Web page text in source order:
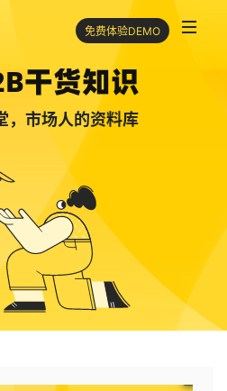
免费体验DEMO
干货知识
，市场人的资料库